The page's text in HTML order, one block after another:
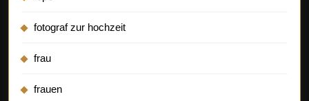
fotograf zur hochzeit
frau
frauen